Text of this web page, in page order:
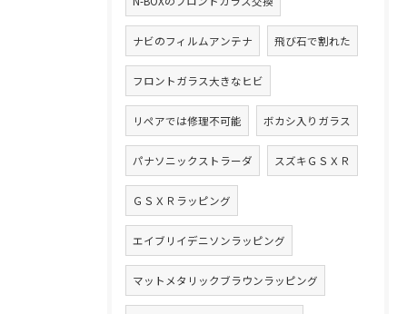
ナビのフィルムアンテナ 飛び石で割れた
フロントガラス大きなヒビ
リペアでは修理不可能 ボカシ入りガラス
パナソニックストラーダ スズキＧＳＸＲ
ＧＳＸＲラッピング
エイブリイデニソンラッピング
マットメタリックブラウンラッピング